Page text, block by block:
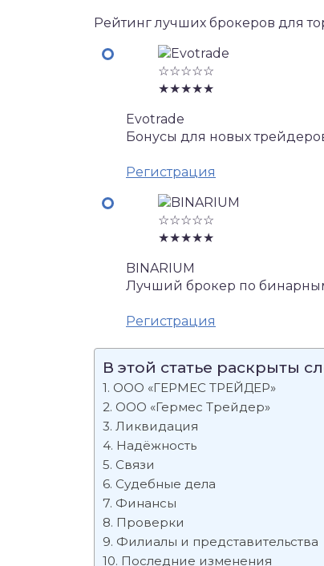
Рейтинг лучших брокеров для
☆☆☆☆☆
★★★★★
Evotrade
Бонусы для новых
Регистрация
☆☆☆☆☆
★★★★★
BINARIUM
Лучший брокер по
Регистрация
В этой статье раскрыты
ООО «ГЕРМЕС ТРЕЙДЕР»
ООО «Гермес Трейдер»
Ликвидация
Надёжность
Связи
Судебные дела
Финансы
Проверки
Филиалы и представительства
Последние изменения